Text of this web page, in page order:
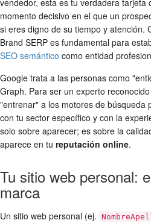
vendedor, esta es tu verdadera tarjeta
momento decisivo en el que un
si eres digno de su tiempo y atención.
Brand SERP es fundamental para
SEO semántico como entidad
Google trata a las personas como
Graph. Para ser un experto
"entrenar" a los motores de búsqueda
con tu sector específico y con la
solo sobre aparecer; es sobre la
aparece en tu reputación online.
Tu sitio web personal:
marca
Un sitio web personal (ej.